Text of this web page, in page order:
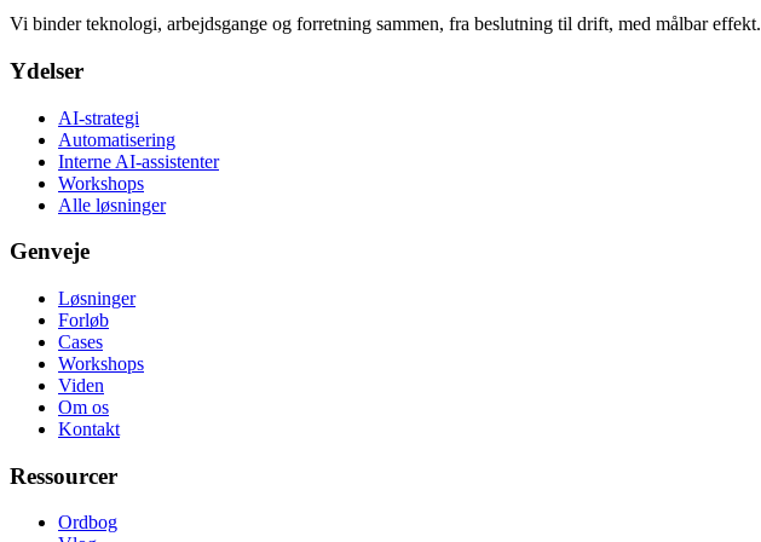
Vi binder teknologi, arbejdsgange og forretning sammen, fra beslutning til drift, med målbar effekt.
Ydelser
AI-strategi
Automatisering
Interne AI-assistenter
Workshops
Alle løsninger
Genveje
Løsninger
Forløb
Cases
Workshops
Viden
Om os
Kontakt
Ressourcer
Ordbog